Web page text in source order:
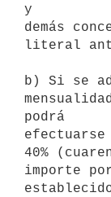
y
demás
literal
b) Si se
podrá
efectuarse
40%
importe